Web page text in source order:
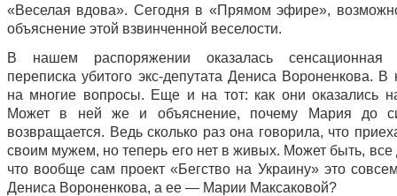
«Веселая вдова». Сегодня в «Прямом эфире»,
объяснение этой взвинченной веселости.
В нашем распоряжении оказалась сенсационная
переписка убитого экс-депутата Дениса Вороненкова. В
на многие вопросы. Еще и на тот: как они оказались
Может в ней же и объяснение, почему Мария до
возвращается. Ведь сколько раз она говорила, что
своим мужем, но теперь его нет в живых. Может быть, все
что вообще сам проект «Бегство на Украину» это
Дениса Вороненкова, а ее — Марии Максаковой?